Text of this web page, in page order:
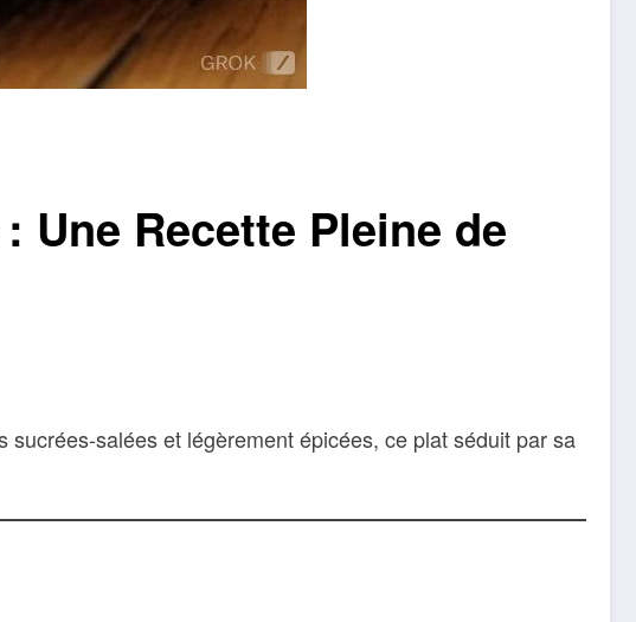
Une Recette Pleine de
salées et légèrement épicées, ce plat séduit par sa